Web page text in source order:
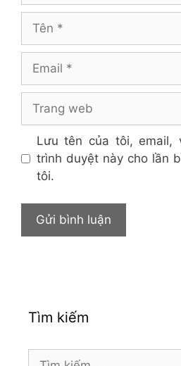
Tên
Email
Trang
Lưu tên của tôi, email,
trình duyệt này cho lần
tôi.
Tìm kiếm
Tìm